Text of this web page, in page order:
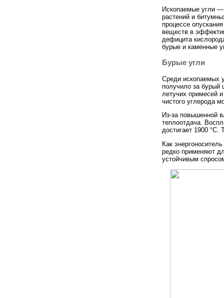
Ископаемые угли
растений и
процессе
веществ в
дефицита
бурые и каменные
Бурые угли
Среди ископаемых
получило за бурый
летучих примесей
чистого углерода
Из-за повышенной
теплоотдача.
достигает 1900 °С.
Как
редко применяют
устойчивым